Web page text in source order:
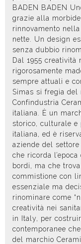
BADEN BADEN
grazie alla
rinnovamento
nette. Un design
senza dubbio
Dal 1955 creatività
rigorosamente
sempre attuali e
Simas si fregia
Confindustria
italiana. È un
storico, culturale e
italiana, ed è
aziende del
che ricorda
bordi, ma che
commistione con
essenziale ma
rinominare come
creatività nei
in Italy, per
contemporanee
del marchio